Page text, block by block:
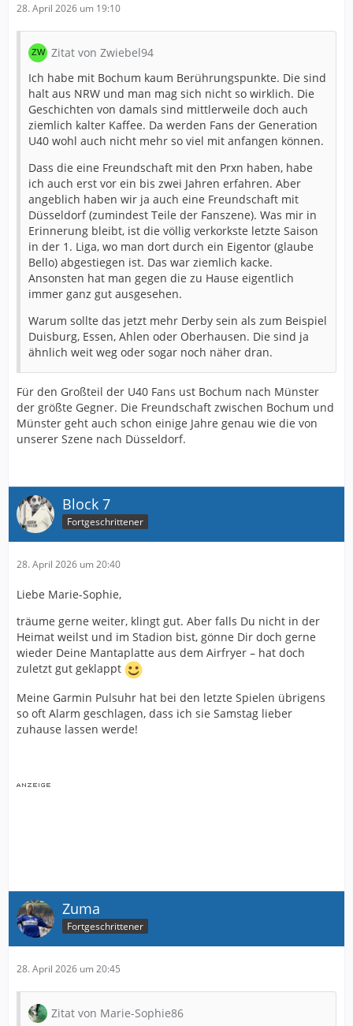
28. April 2026 um 19:10
Zitat von Zwiebel94
Ich habe mit Bochum kaum Berührungspunkte. Die sind
halt aus NRW und man mag sich nicht so wirklich. Die
Geschichten von damals sind mittlerweile doch auch
ziemlich kalter Kaffee. Da werden Fans der Generation
U40 wohl auch nicht mehr so viel mit anfangen können.
Dass die eine Freundschaft mit den Prxn haben, habe
ich auch erst vor ein bis zwei Jahren erfahren. Aber
angeblich haben wir ja auch eine Freundschaft mit
Düsseldorf (zumindest Teile der Fanszene). Was mir in
Erinnerung bleibt, ist die völlig verkorkste letzte Saison
in der 1. Liga, wo man dort durch ein Eigentor (glaube
Bello) abgestiegen ist. Das war ziemlich kacke.
Ansonsten hat man gegen die zu Hause eigentlich
immer ganz gut ausgesehen.
Warum sollte das jetzt mehr Derby sein als zum Beispiel
Duisburg, Essen, Ahlen oder Oberhausen. Die sind ja
ähnlich weit weg oder sogar noch näher dran.
Für den Großteil der U40 Fans ust Bochum nach Münster
der größte Gegner. Die Freundschaft zwischen Bochum und
Münster geht auch schon einige Jahre genau wie die von
unserer Szene nach Düsseldorf.
Block 7
Fortgeschrittener
28. April 2026 um 20:40
Liebe Marie-Sophie,
träume gerne weiter, klingt gut. Aber falls Du nicht in der
Heimat weilst und im Stadion bist, gönne Dir doch gerne
wieder Deine Mantaplatte aus dem Airfryer – hat doch
zuletzt gut geklappt
Meine Garmin Pulsuhr hat bei den letzte Spielen übrigens
so oft Alarm geschlagen, dass ich sie Samstag lieber
zuhause lassen werde!
Zuma
Fortgeschrittener
28. April 2026 um 20:45
Zitat von Marie-Sophie86